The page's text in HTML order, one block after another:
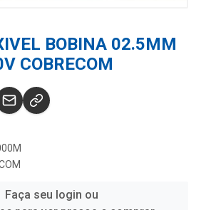
BOBINA 02.5MM
COBRECOM
Faça seu login ou